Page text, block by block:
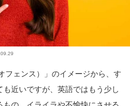
フェンス）」のイメージから、す
近いですが、英語ではもう少し